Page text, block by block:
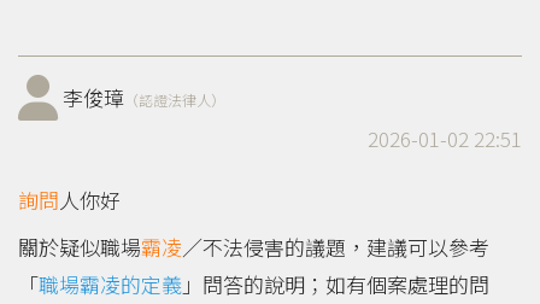
李俊璋 （認證法律人）
2026-01-02 22:51
詢問人你好
關於疑似職場霸凌／不法侵害的議題，建議可以參考
「職場霸凌的定義 」問答的說明；如有個案處理的問